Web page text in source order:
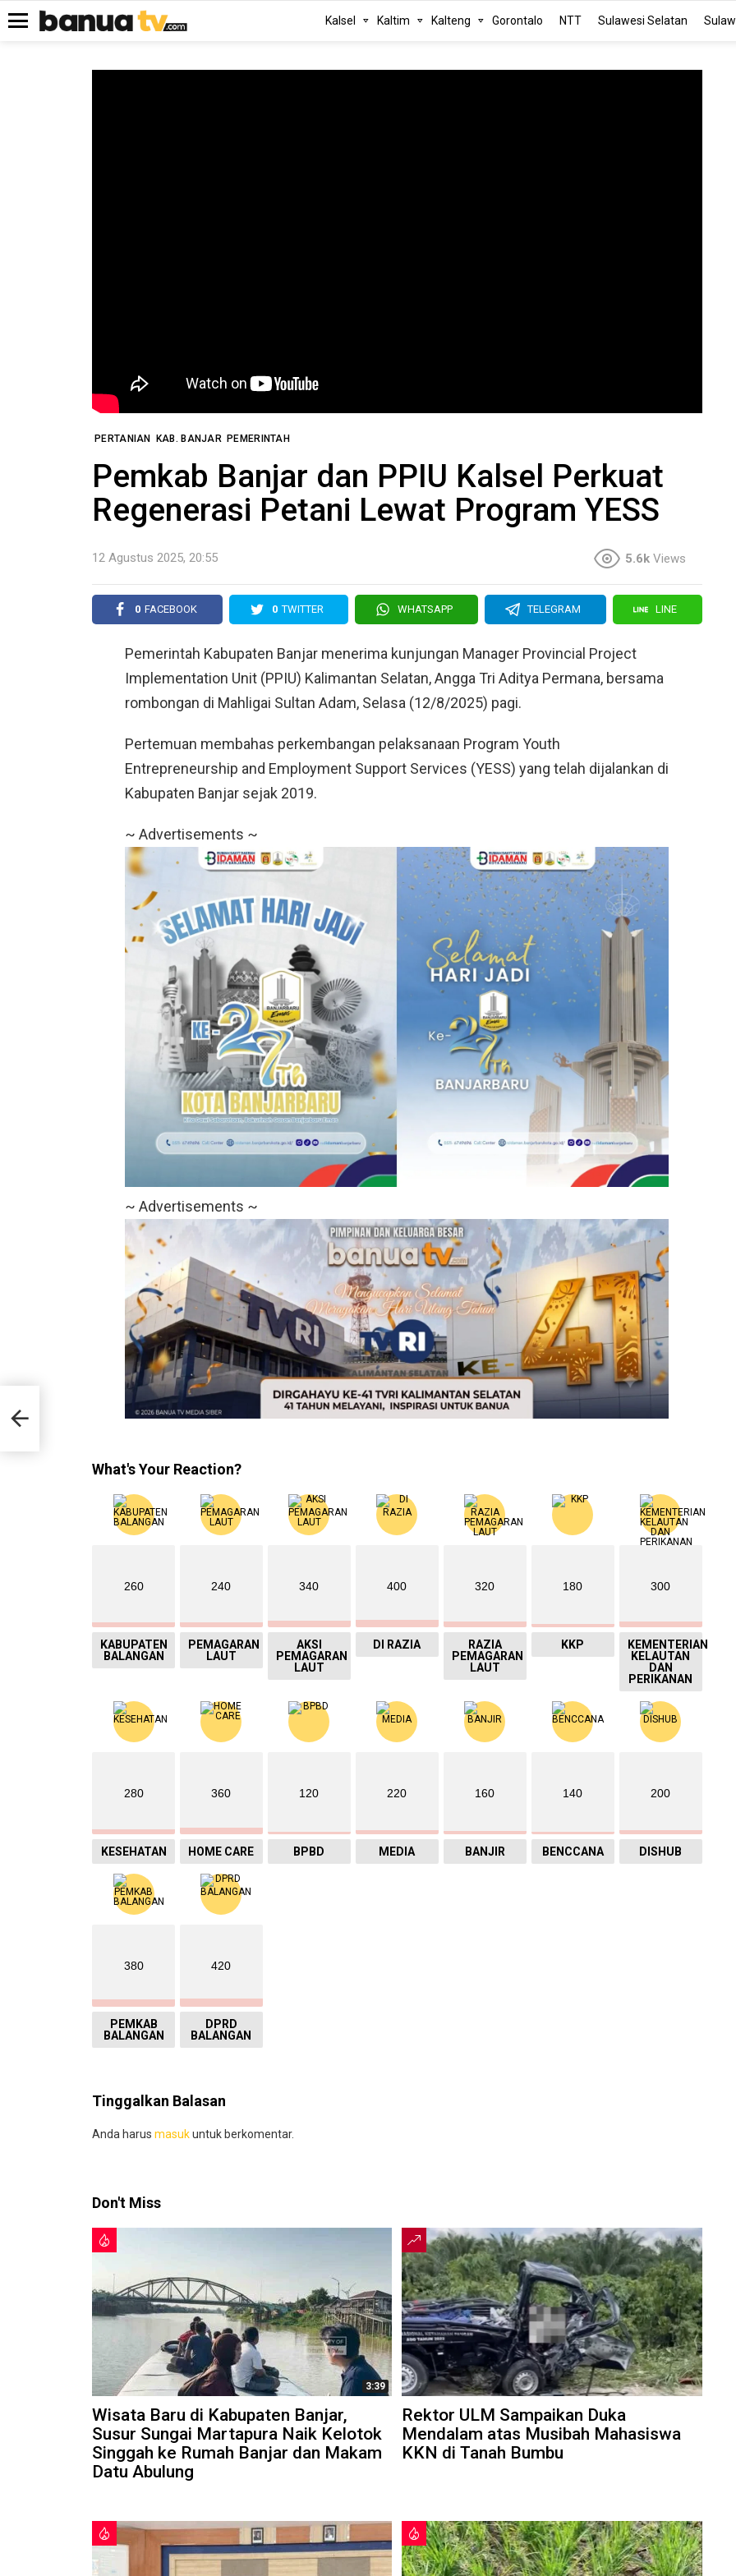
Kalsel Kaltim Kalteng Gorontalo NTT Sulawesi Selatan
PERTANIAN KAB. BANJAR PEMERINTAH
Pemkab Banjar dan PPIU Kalsel Perkuat
Regenerasi Petani Lewat Program YESS
12 Agustus 2025, 20:55 5.6k Views
0 FACEBOOK 0 TWITTER WHATSAPP TELEGRAM LINE
Pemerintah Kabupaten Banjar menerima kunjungan Manager Provincial Project
Implementation Unit (PPIU) Kalimantan Selatan, Angga Tri Aditya Permana, bersama
rombongan di Mahligai Sultan Adam, Selasa (12/8/2025) pagi.
Pertemuan membahas perkembangan pelaksanaan Program Youth
Entrepreneurship and Employment Support Services (YESS) yang telah dijalankan di
Kabupaten Banjar sejak 2019.
~ Advertisements ~
~ Advertisements ~
What's Your Reaction?
260
KABUPATEN
BALANGAN
240
PEMAGARAN
LAUT
340
AKSI
PEMAGARAN
LAUT
400
DI RAZIA
320
RAZIA
PEMAGARAN
LAUT
180
KKP
300
KEMENTERIAN
KELAUTAN
DAN
PERIKANAN
280
KESEHATAN
360
HOME CARE
120
BPBD
220
MEDIA
160
BANJIR
140
BENCCANA
200
DISHUB
380
PEMKAB
BALANGAN
420
DPRD
BALANGAN
Tinggalkan Balasan
Anda harus masukuntuk berkomentar.
Don't Miss
3:39
Wisata Baru di Kabupaten Banjar,
Susur Sungai Martapura Naik Kelotok
Singgah ke Rumah Banjar dan Makam
Datu Abulung
Rektor ULM Sampaikan Duka
Mendalam atas Musibah Mahasiswa
KKN di Tanah Bumbu